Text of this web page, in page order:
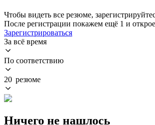
Чтобы видеть все резюме,
После регистрации покажем ещё 1 и
Зарегистрироваться
За всё время
По соответствию
20 резюме
Ничего не нашлось